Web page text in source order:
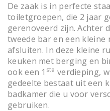
De zaak is in perfecte
toiletgroepen, die 2 jaar
gerenoveerd zijn. Achter
tweede bar en een
afsluiten. In deze kleine
keuken met berging en
ook een 1 ste verdieping,
gedeelte bestaat uit een
badkamer die u voor
gebruiken.